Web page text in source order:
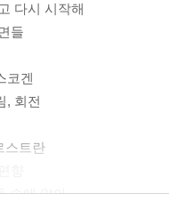
다시 시작해
들
코겐
, 회전
스트란
속에 앉아